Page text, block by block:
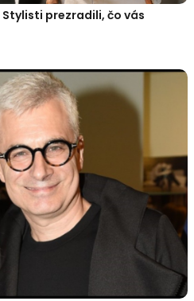
prezradili, čo vás